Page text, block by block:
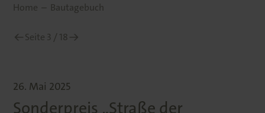
Home Bautagebuch
Seite 3 / 18
26. Mai 2025
Sonderpreis „Straße der